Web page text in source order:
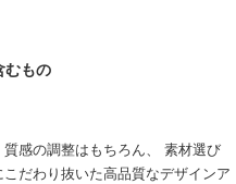
むもの
感の調整はもちろん、 素材選び
だわり抜いた高品質なデザインア